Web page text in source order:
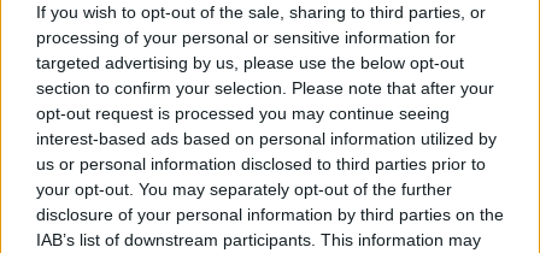
If you wish to opt-out of the sale, sharing to third parties, or
processing of your personal or sensitive information for
targeted advertising by us, please use the below opt-out
section to confirm your selection. Please note that after your
opt-out request is processed you may continue seeing
interest-based ads based on personal information utilized by
us or personal information disclosed to third parties prior to
your opt-out. You may separately opt-out of the further
disclosure of your personal information by third parties on the
IAB’s list of downstream participants. This information may
Rovigno è quindi molto più di una semplice meta
turistica;è un luogo dove storia, arte e natura si
intrecciano, creando un’atmosfera unica. Non
lasciarti sfuggire l’opportunità di visitarla e di
scoprire tutto ciò che ha da offrire! ✨